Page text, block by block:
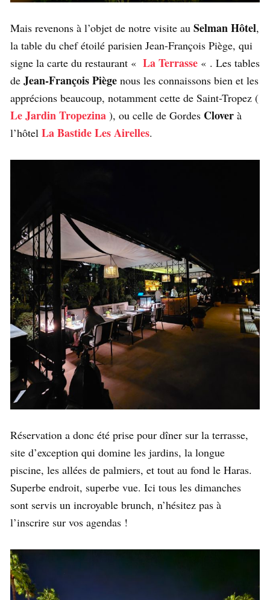
Mais revenons à l’objet de notre visite au Selman Hôtel,
la table du chef étoilé parisien Jean-François Piège, qui
signe la carte du restaurant « La Terrasse « . Les tables
de Jean-François Piège nous les connaissons bien et les
apprécions beaucoup, notamment cette de Saint-Tropez (
Le Jardin Tropezina ), ou celle de Gordes Clover à
l’hôtel La Bastide Les Airelles.
Réservation a donc été prise pour dîner sur la terrasse,
site d’exception qui domine les jardins, la longue
piscine, les allées de palmiers, et tout au fond le Haras.
Superbe endroit, superbe vue. Ici tous les dimanches
sont servis un incroyable brunch, n’hésitez pas à
l’inscrire sur vos agendas !